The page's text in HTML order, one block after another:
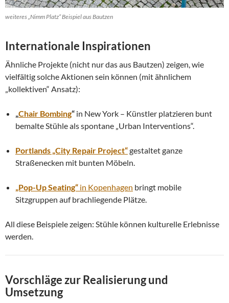
weiteres „Nimm Platz“ Beispiel aus Bautzen
Internationale Inspirationen
Ähnliche Projekte (nicht nur das aus Bautzen) zeigen, wie
vielfältig solche Aktionen sein können (mit ähnlichem
„kollektiven“ Ansatz):
„Chair Bombing“ in New York – Künstler platzieren bunt
bemalte Stühle als spontane „Urban Interventions“.
Portlands „City Repair Project“gestaltet ganze
Straßenecken mit bunten Möbeln.
„Pop-Up Seating“ in Kopenhagen bringt mobile
Sitzgruppen auf brachliegende Plätze.
All diese Beispiele zeigen: Stühle können kulturelle Erlebnisse
werden.
Vorschläge zur Realisierung und
Umsetzung